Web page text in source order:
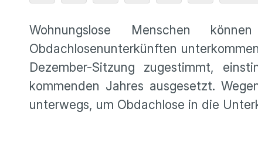
Wohnungslose Menschen
Obdachlosenunterkünften
Dezember-Sitzung zugestimmt,
kommenden Jahres ausgesetzt.
unterwegs, um Obdachlose in die